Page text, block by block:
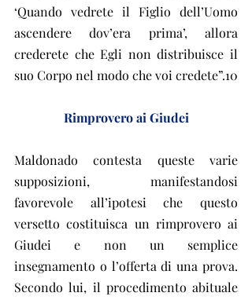
‘Quando vedrete il Figlio dell’Uomo
ascendere dov’era prima’, allora
crederete che Egli non distribuisce il
suo Corpo nel modo che voi credete”.10
Rimprovero ai Giudei
Maldonado contesta queste varie
supposizioni, manifestandosi
favorevole all’ipotesi che questo
versetto costituisca un rimprovero ai
Giudei e non un semplice
insegnamento o l’offerta di una prova.
Secondo lui, il procedimento abituale